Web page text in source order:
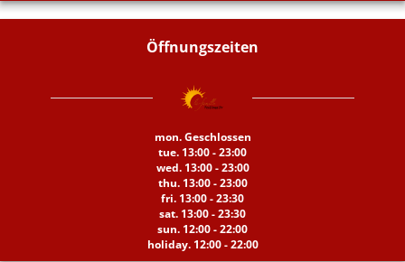
Öffnungszeiten
mon. Geschlossen
tue. 13:00 - 23:00
wed. 13:00 - 23:00
thu. 13:00 - 23:00
fri. 13:00 - 23:30
sat. 13:00 - 23:30
sun. 12:00 - 22:00
holiday. 12:00 - 22:00